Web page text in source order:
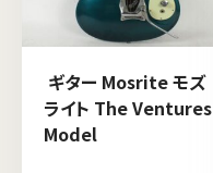
ギター Mosrite モズ
ライト The Ventures
Model